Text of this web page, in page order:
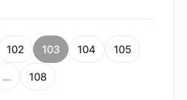
102 103 104 105
… 108